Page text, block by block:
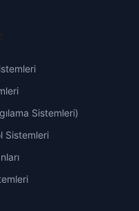
Sistemleri)
Sistemleri